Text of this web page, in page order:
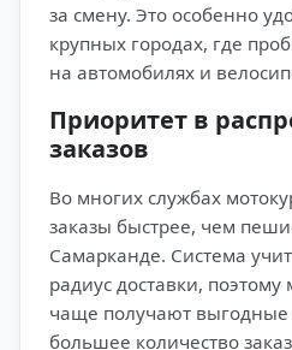
за смену. Это особенно
крупных городах, где
на автомобилях и
Приоритет в
заказов
Во многих службах
заказы быстрее, чем
Самарканде. Система
радиус доставки,
чаще получают
большее количество